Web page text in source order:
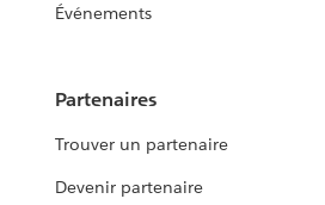
Événements
Partenaires
Trouver un partenaire
Devenir partenaire